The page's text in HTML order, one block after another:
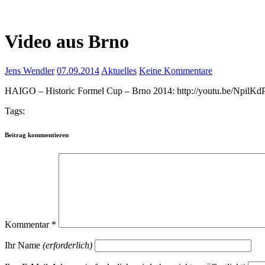
Video aus Brno
Jens Wendler 07.09.2014 Aktuelles Keine Kommentare
HAIGO – Historic Formel Cup – Brno 2014: http://youtu.be/
Tags:
Beitrag kommentieren
Kommentar *
Ihr Name (erforderlich)